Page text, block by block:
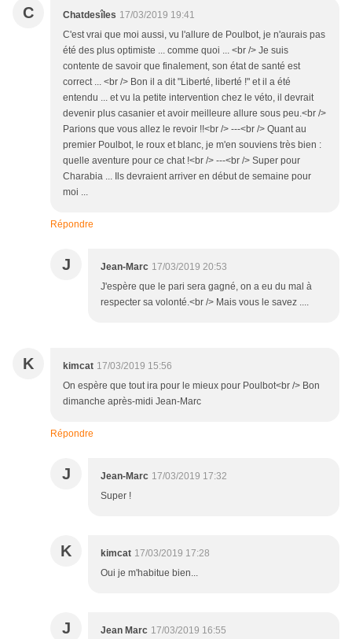
C Chatdesîles 17/03/2019 19:41
C'est vrai que moi aussi, vu l'allure de Poulbot, je n'aurais pas
été des plus optimiste ... comme quoi ... <br /> Je suis
contente de savoir que finalement, son état de santé est
correct ... <br /> Bon il a dit "Liberté, liberté !" et il a été
entendu ... et vu la petite intervention chez le véto, il devrait
devenir plus casanier et avoir meilleure allure sous peu.<br />
Parions que vous allez le revoir !!<br /> ---<br /> Quant au
premier Poulbot, le roux et blanc, je m'en souviens très bien :
quelle aventure pour ce chat !<br /> ---<br /> Super pour
Charabia ... Ils devraient arriver en début de semaine pour
moi ...
Répondre
J Jean-Marc 17/03/2019 20:53
J'espère que le pari sera gagné, on a eu du mal à
respecter sa volonté.<br /> Mais vous le savez ....
K kimcat 17/03/2019 15:56
On espère que tout ira pour le mieux pour Poulbot<br /> Bon
dimanche après-midi Jean-Marc
Répondre
J Jean-Marc 17/03/2019 17:32
Super !
K kimcat 17/03/2019 17:28
Oui je m'habitue bien...
J Jean Marc 17/03/2019 16:55